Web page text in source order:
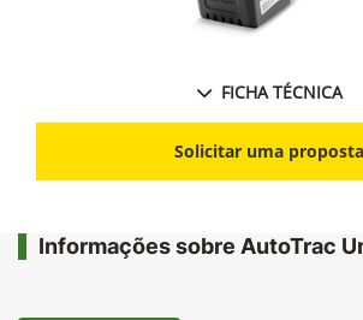
FICHA TÉCNICA
Solicitar uma proposta
Informações sobre AutoTrac